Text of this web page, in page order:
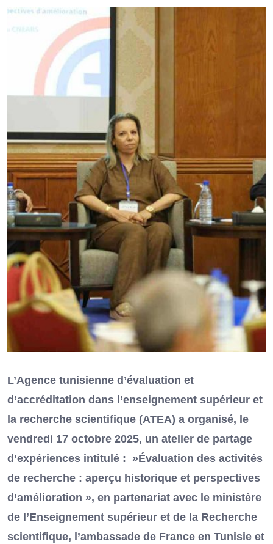
L’Agence tunisienne d’évaluation et
d’accréditation dans l’enseignement supérieur et
la recherche scientifique (ATEA) a organisé, le
vendredi 17 octobre 2025, un atelier de partage
d’expériences intitulé : »Évaluation des activités
de recherche : aperçu historique et perspectives
d’amélioration », en partenariat avec le ministère
de l’Enseignement supérieur et de la Recherche
scientifique, l’ambassade de France en Tunisie et